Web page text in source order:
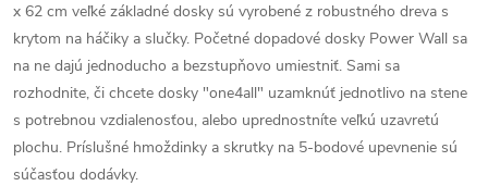
x 62 cm veľké základné dosky sú vyrobené z robustného dreva s
krytom na háčiky a slučky. Početné dopadové dosky Power Wall sa
na ne dajú jednoducho a bezstupňovo umiestniť. Sami sa
rozhodnite, či chcete dosky "one4all" uzamknúť jednotlivo na stene
s potrebnou vzdialenosťou, alebo uprednostníte veľkú uzavretú
plochu. Príslušné hmoždinky a skrutky na 5-bodové upevnenie sú
súčasťou dodávky.